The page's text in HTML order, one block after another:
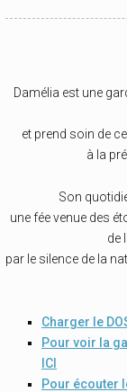
Damélia est une
et prend soin de
à la
Son
une fée venue des
de
par le silence de la
Charger le
Pour voir la
ICI
Pour écouter